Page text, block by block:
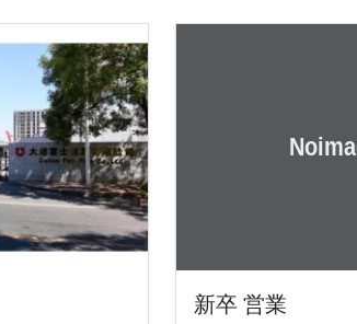
新卒 営業